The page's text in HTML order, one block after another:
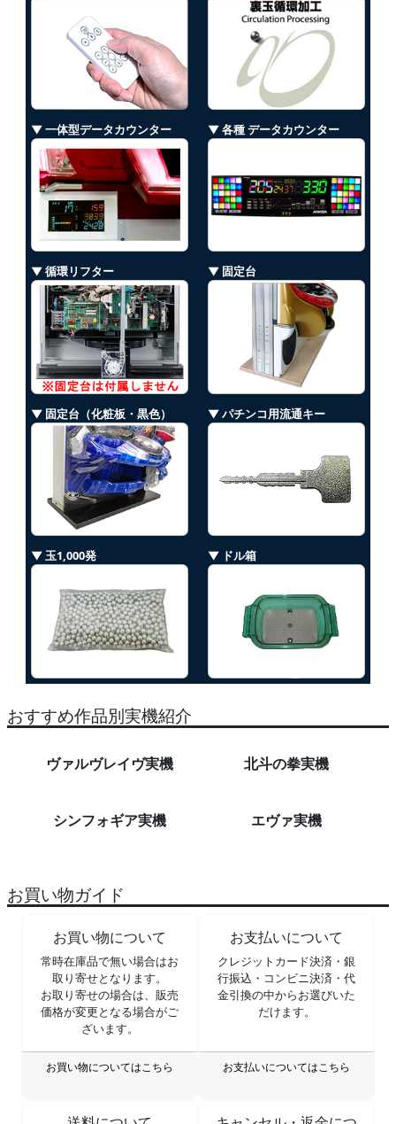
▼ 一体型データカウンター ▼ 各種 データカウンター
▼ 循環リフター ▼ 固定台
▼ 固定台（化粧板・黒色） ▼ パチンコ用流通キー
▼ 玉1,000発 ▼ ドル箱
おすすめ作品別実機紹介
ヴァルヴレイヴ実機 北斗の拳実機
シンフォギア実機 エヴァ実機
お買い物ガイド
お買い物について
常時在庫品で無い場合はお
取り寄せとなります。
お取り寄せの場合は、販売
価格が変更となる場合がご
ざいます。
お買い物についてはこちら
お支払いについて
クレジットカード決済・銀
行振込・コンビニ決済・代
金引換の中からお選びいた
だけます。
お支払いについてはこちら